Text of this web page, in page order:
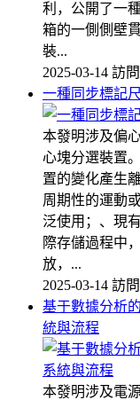
利，公開了一
箱的一側側壁
裝...
2025-03-14 訪
一種同步標記
本發明涉及偏
心塊分選裝置
置的變化產生
周期性的運動
泛使用；、現
際存儲過程中
放，...
2025-03-14 訪
基于數據分析
統與流程
本發明涉及電